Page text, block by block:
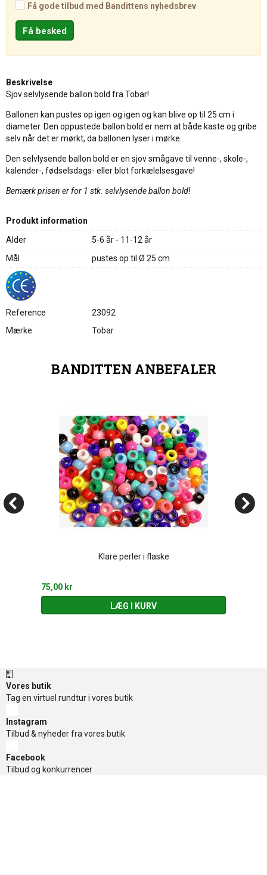
Få gode tilbud med Bandittens nyhedsbrev
Beskrivelse
Sjov selvlysende ballon bold fra Tobar!
Ballonen kan pustes op igen og igen og kan blive op til 25 cm i
diameter. Den oppustede ballon bold er nem at både kaste og gribe
selv når det er mørkt, da ballonen lyser i mørke.
Den selvlysende ballon bold er en sjov smågave til venne-, skole-,
kalender-, fødselsdags- eller blot forkælelsesgave!
Bemærk prisen er for 1 stk. selvlysende ballon bold!
Produkt information
Alder
5-6 år - 11-12 år
Mål
pustes op til Ø 25 cm
Reference
23092
Mærke
Tobar
BANDITTEN ANBEFALER
Klare perler i flaske
75,00 kr
LÆG I KURV
Vores butik
Tag en virtuel rundtur i vores butik
Instagram
Tilbud & nyheder fra vores butik
Facebook
Tilbud og konkurrencer